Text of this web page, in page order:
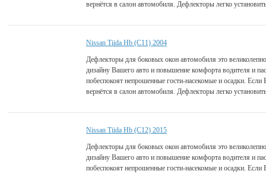
вернётся в салон автомобиля. Дефлекторы легко
Nissan Tiida Hb (C11) 2004
Дефлекторы для боковых окон автомобиля это
дизайну Вашего авто и повышение комфорта водителя и
побеспокоят непрошенные гости-насекомые и осадки.
вернётся в салон автомобиля. Дефлекторы легко
Nissan Tiida Hb (C12) 2015
Дефлекторы для боковых окон автомобиля это
дизайну Вашего авто и повышение комфорта водителя и
побеспокоят непрошенные гости-насекомые и осадки.